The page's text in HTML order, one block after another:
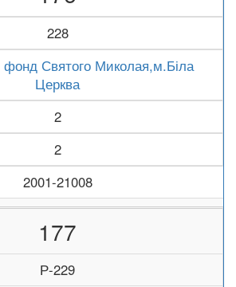
228
фонд Святого Миколая,м.Біла
Церква
2
2
2001-21008
177
Р-229